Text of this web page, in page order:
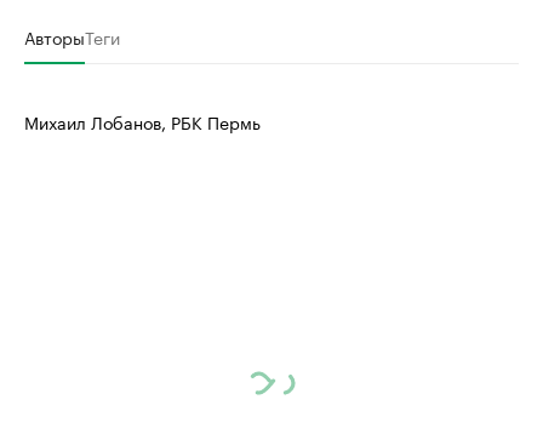
АвторыТеги
Михаил Лобанов, РБК Пермь